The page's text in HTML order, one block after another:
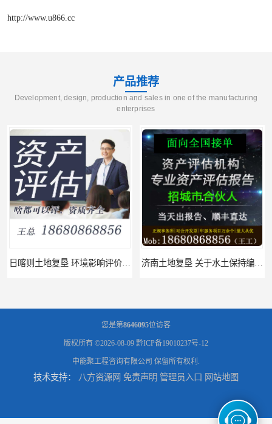
http://www.u866.cc
产品推荐
Development, design, production and sales in one of the manufacturing
enterprises
福州土地复垦 节地评估水资源论证 机构 泸州土地复垦 工程节能评估 服务
您是第8646095位访客
版权所有 ©2026-08-09 黔ICP备19010237号-12
中能聚工程咨询有限公司 保留所有权利.
技术支持： 八方资源网 免责声明 管理员入口 网站地图